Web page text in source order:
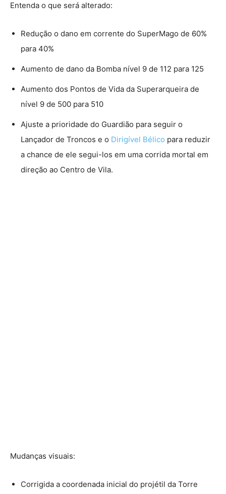
Entenda o que será alterado:
Redução o dano em corrente do SuperMago de 60%
para 40%
Aumento de dano da Bomba nível 9 de 112 para 125
Aumento dos Pontos de Vida da Superarqueira de
nível 9 de 500 para 510
Ajuste a prioridade do Guardião para seguir o
Lançador de Troncos e o Dirigível Bélico para reduzir
a chance de ele segui-los em uma corrida mortal em
direção ao Centro de Vila.
Mudanças visuais:
Corrigida a coordenada inicial do projétil da Torre